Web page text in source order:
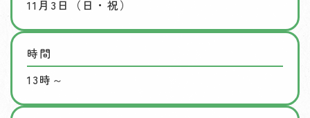
11月3日（日・祝）
時間
13時～